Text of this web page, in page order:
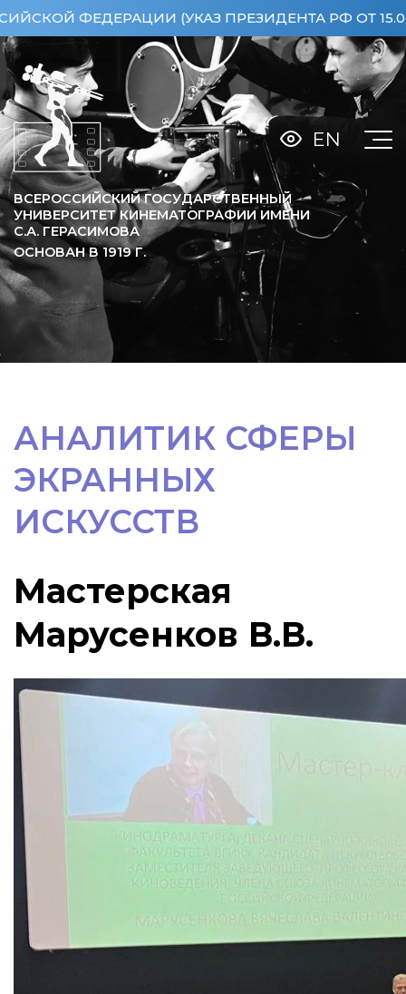
(УКАЗ ПРЕЗИДЕНТА РФ ОТ 15.04.2013
ВСЕРОССИЙСКИЙ ГОСУДАРСТВЕННЫЙ
УНИВЕРСИТЕТ КИНЕМАТОГРАФИИ ИМЕНИ
С.А. ГЕРАСИМОВА
ОСНОВАН В 1919Г.
EN
АНАЛИТИК СФЕРЫ
ЭКРАННЫХ
ИСКУССТВ
Мастерская
Марусенков В.В.